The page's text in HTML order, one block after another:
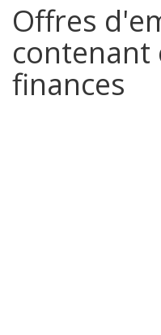
Offres
contenant
finances